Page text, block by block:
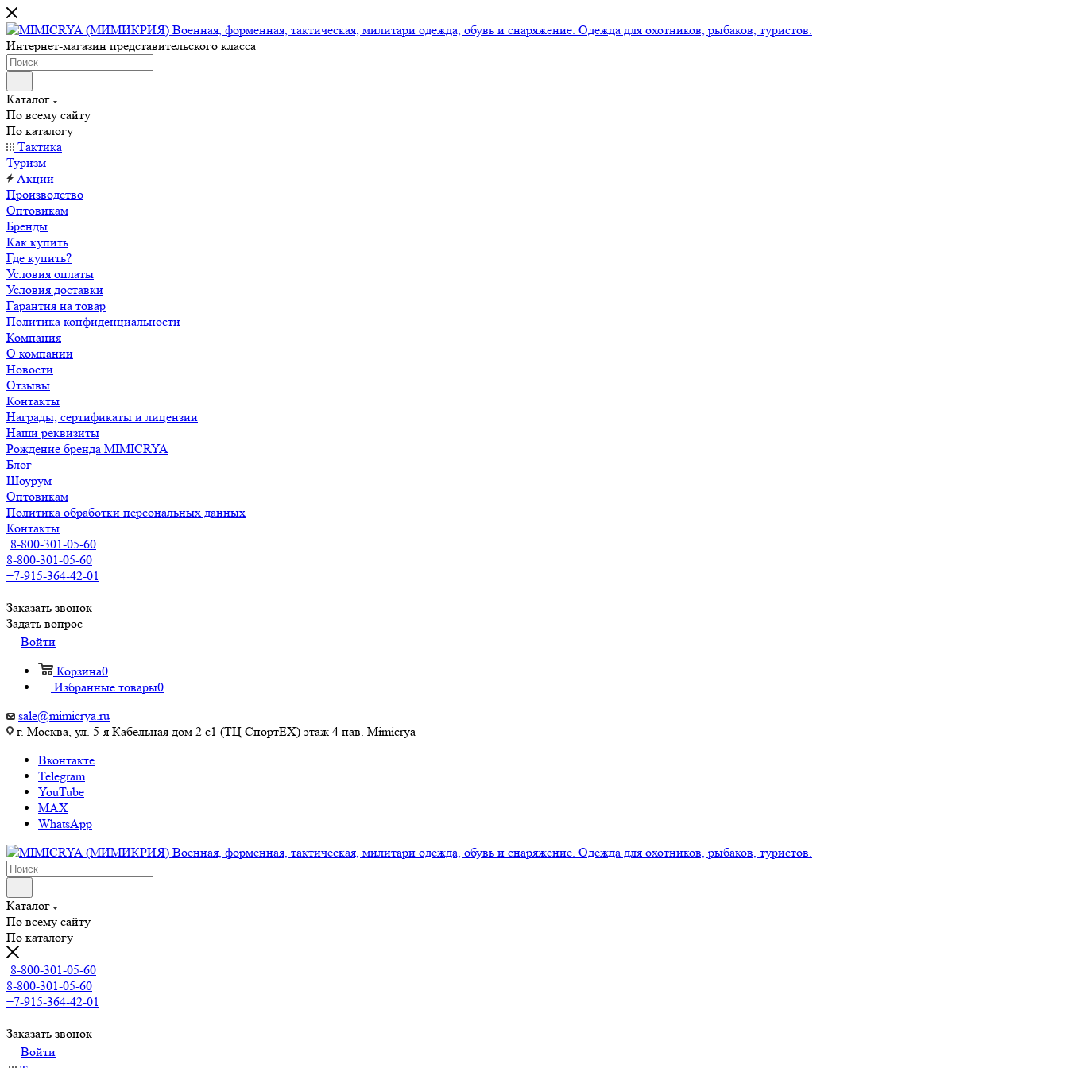
Интернет-магазин представительского класса
Каталог
По всему сайту
По каталогу
Тактика
Туризм
Акции
Производство
Оптовикам
Бренды
Как купить
Где купить?
Условия оплаты
Условия доставки
Гарантия на товар
Политика конфиденциальности
Компания
О компании
Новости
Отзывы
Контакты
Награды, сертификаты и лицензии
Наши реквизиты
Рождение бренда MIMICRYA
Блог
Шоурум
Оптовикам
Политика обработки персональных данных
Контакты
8-800-301-05-60
8-800-301-05-60
+7-915-364-42-01
Заказать звонок
Задать вопрос
Войти
Корзина0
Избранные товары0
sale@mimicrya.ru
г. Москва, ул. 5-я Кабельная дом 2 с1 (ТЦ СпортEX) этаж 4 пав. Mimicrya
Вконтакте
Telegram
YouTube
MAX
WhatsApp
Каталог
По всему сайту
По каталогу
8-800-301-05-60
8-800-301-05-60
+7-915-364-42-01
Заказать звонок
Войти